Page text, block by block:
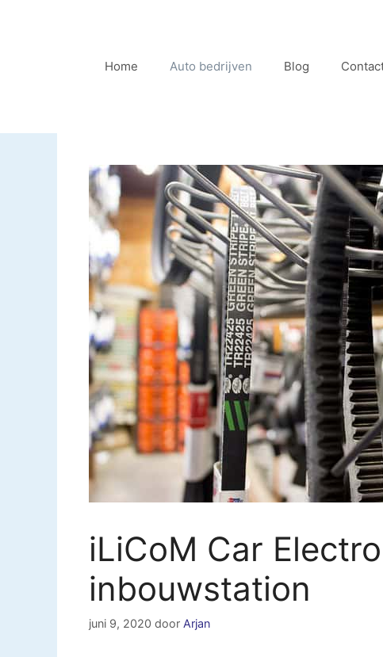
Home Auto bedrijven Blog
iLiCoM Car
inbouwstation
juni 9, 2020 door Arjan